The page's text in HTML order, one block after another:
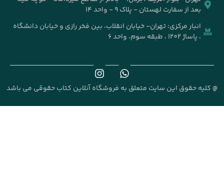
- واحد ۱۴
انقلاب، بین فخر رازی و خیابان دانشگاه
به فروشگاه آنلاین کتاب حقوقی می باشد